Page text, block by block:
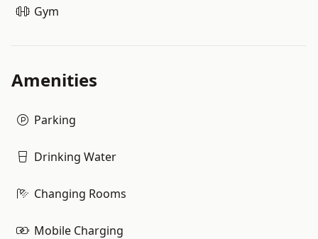
Gym
Amenities
Parking
Drinking Water
Changing Rooms
Mobile Charging